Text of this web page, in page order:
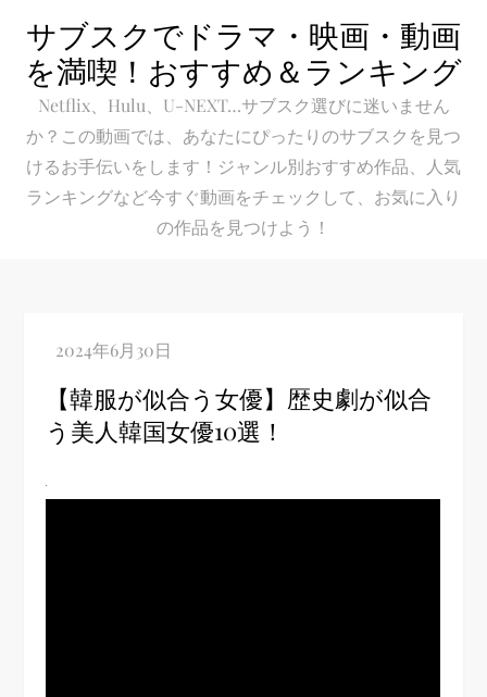
content
サブスクでドラマ・映画・動画
を満喫！おすすめ＆ランキング
Netflix、Hulu、U-NEXT…サブスク選びに迷いません
か？この動画では、あなたにぴったりのサブスクを見つ
けるお手伝いをします！ジャンル別おすすめ作品、人気
ランキングなど今すぐ動画をチェックして、お気に入り
の作品を見つけよう！
【韓服が似合う女優】歴史劇が似合
う美人韓国女優10選！